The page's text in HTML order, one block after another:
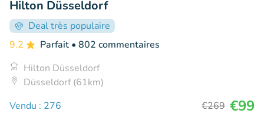
Hilton Düsseldorf
Deal très populaire
9.2
Parfait • 802 commentaires
Hilton Düsseldorf
Düsseldorf (61km)
Vendu : 276
€269 €99